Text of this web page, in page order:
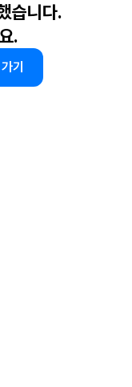
습니다.
.
기